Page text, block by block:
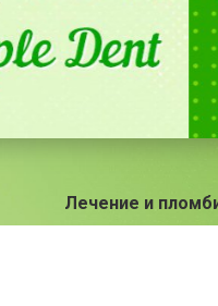
Лечение и